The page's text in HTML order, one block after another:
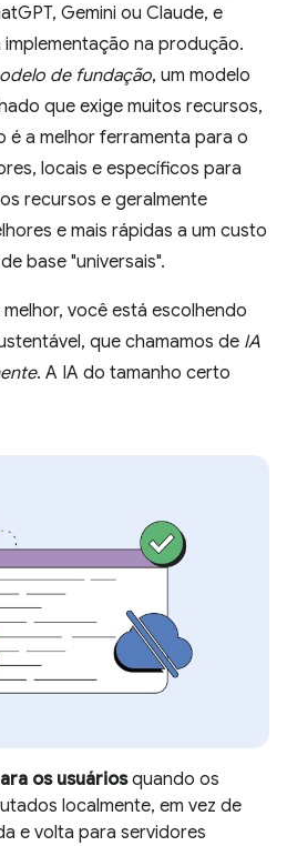
Gemini ou Claude, e
na produção.
de fundação, um modelo
que exige muitos recursos,
é a melhor ferramenta para o
locais e específicos para
recursos e geralmente
e mais rápidas a um custo
base "universais".
você está escolhendo
que chamamos de IA
. A IA do tamanho certo
os usuáriosquando os
localmente, em vez de
e volta para servidores